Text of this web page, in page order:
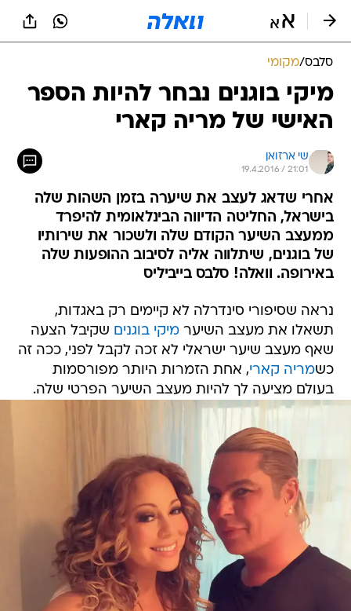
סלבס/מקומי
מיקי בוגנים נבחר להיות הספר
האישי של מריה קארי
שי ארזואן
19.4.2016 / 21:01
אחרי שדאג לעצב את שיערה בזמן השהות שלה
בישראל, החליטה הדיווה הבינלאומית להיפרד
ממעצב השיער הקודם שלה ולשכור את שירותיו
של בוגנים, שיתלווה אליה לסיבוב ההופעות שלה
באירופה. וואלה! סלבס בייביליס
נראה שסיפורי סינדרלה לא קיימים רק באגדות,
תשאלו את מעצב השיערמיקי בוגנים שקיבל הצעה
שאף מעצב שיער ישראלי לא זכה לקבל לפני, ככה זה
כשמריה קארי, אחת הזמרות היותר מפורסמות
בעולם מציעה לך להיות מעצב השיער הפרטי שלה.